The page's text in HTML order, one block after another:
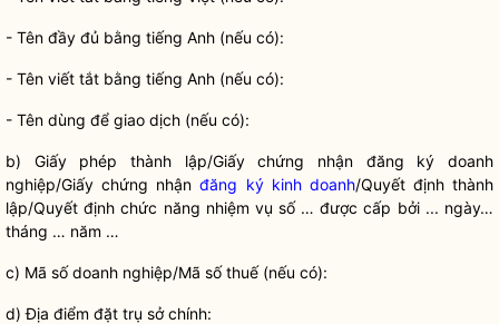
- Tên đầy đủ bằng tiếng Anh (nếu có):
- Tên viết tắt bằng tiếng Anh (nếu có):
- Tên dùng để giao dịch (nếu có):
b) Giấy phép thành lập/Giấy chứng nhận đăng ký doanh
nghiệp/Giấy chứng nhậnđăng ký kinh doanh/Quyết định thành
lập/Quyết định chức năng nhiệm vụ số … được cấp bởi ... ngày…
tháng … năm …
c) Mã số doanh nghiệp/Mã số thuế (nếu có):
d) Địa điểm đặt trụ sở chính: